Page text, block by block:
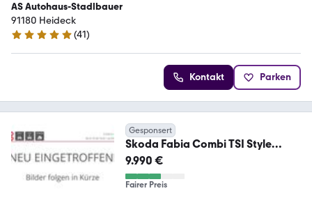
AS Autohaus-Stadlbauer
91180 Heideck
5 Sterne
(41)
Kontakt Parken
Gesponsert
Skoda Fabia Combi TSI Style
PDC/SHZ/AppC
9.990 €
Fairer Preis